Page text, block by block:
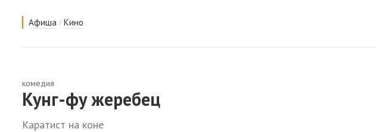
Афиша / Кино
комедия
Кунг-фу жеребец
Каратист на коне